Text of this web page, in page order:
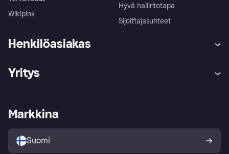
Wikipink
Hyvä hallintotapa
Sijoittajasuhteet
Henkilöasiakas
Kirjaudu sisään
Tutustu kauppoihin
Ostajan turva
Yritys
Kirjaudu sisään yrityksenä
Markkina
Suomi